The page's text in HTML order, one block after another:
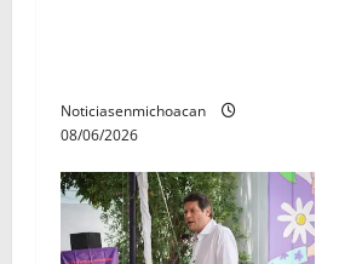
Noticiasenmichoacan
08/06/2026